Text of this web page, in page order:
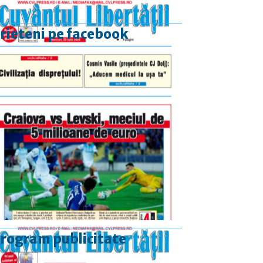
pe facebook
publicitate